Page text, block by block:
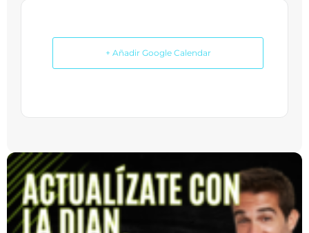
+ Añadir Google Calendar